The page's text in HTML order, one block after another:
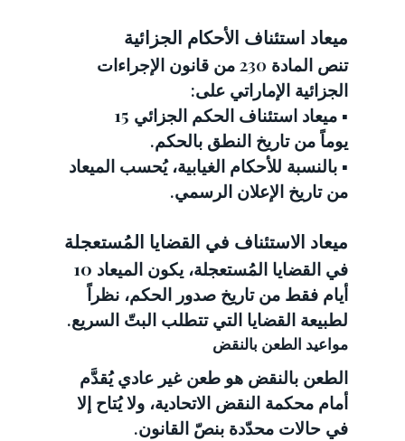
ميعاد استئناف الأحكام الجزائية
تنص المادة 230 من قانون الإجراءات
الجزائية الإماراتي على:
▪️ ميعاد استئناف الحكم الجزائي
يوماً من تاريخ النطق بالحكم.
▪️ بالنسبة للأحكام الغيابية، يُحسب الميعاد
من تاريخ الإعلان الرسمي.
ميعاد الاستئناف في القضايا المُستعجلة
في القضايا المُستعجلة، يكون الميعاد
أيام فقط من تاريخ صدور الحكم، نظراً
لطبيعة القضايا التي تتطلب البتّ السريع.
مواعيد الطعن بالنقض
الطعن بالنقض هو طعن غير عادي يُقدَّم
أمام محكمة النقض الاتحادية، ولا يُتاح إلا
في حالات محدّدة بنصّ القانون.